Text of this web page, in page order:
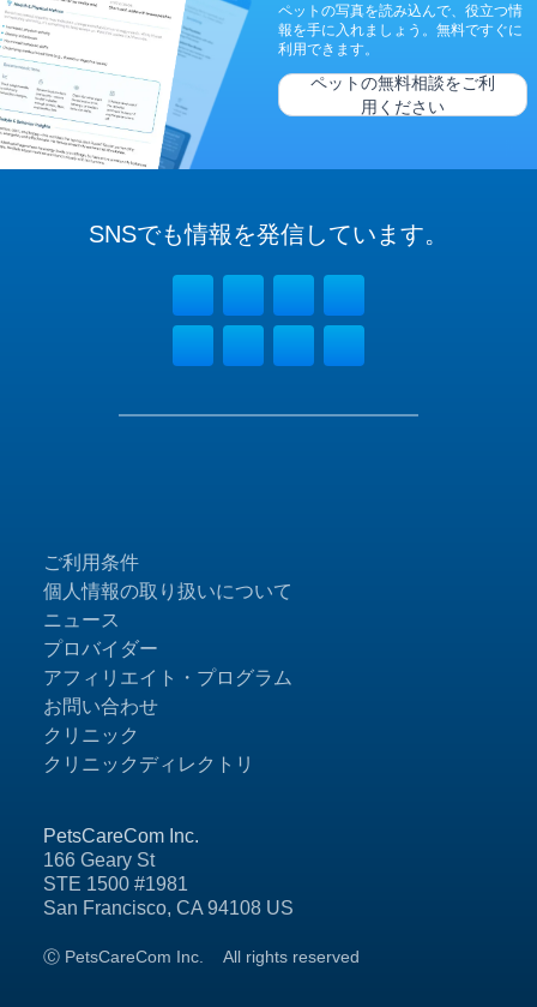
ペットの写真を読み込んで、役立つ情
報を手に入れましょう。無料ですぐに
利用できます。
ペットの無料相談をご利
用ください
PetsCareCom Inc.
166 Geary St
STE 1500 #1981
San Francisco, CA 94108 US
Ⓒ PetsCareCom Inc. All rights reserved
ご利用条件
個人情報の取り扱いについて
ニュース
プロバイダー
アフィリエイト・プログラム
お問い合わせ
クリニック
クリニックディレクトリ
SNSでも情報を発信しています。